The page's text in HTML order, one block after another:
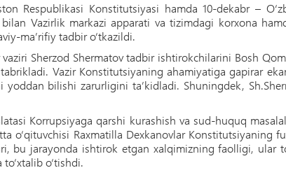
Respublikasi Konstitutsiyasi hamda 10-dekabr –
Vazirlik markazi apparati va tizimdagi korxona
ma’rifiy tadbir o‘tkazildi.
Sherzod Shermatov tadbir ishtirokchilarini Bosh
Vazir Konstitutsiyaning ahamiyatiga gapirar
yoddan bilishi zarurligini ta’kidladi. Shuningdek,
Korrupsiyaga qarshi kurashish va sud-huquq
o‘qituvchisi Raxmatilla Dexkanovlar Konstitutsiyaning
bu jarayonda ishtirok etgan xalqimizning faolligi, ular
o‘tishdi.